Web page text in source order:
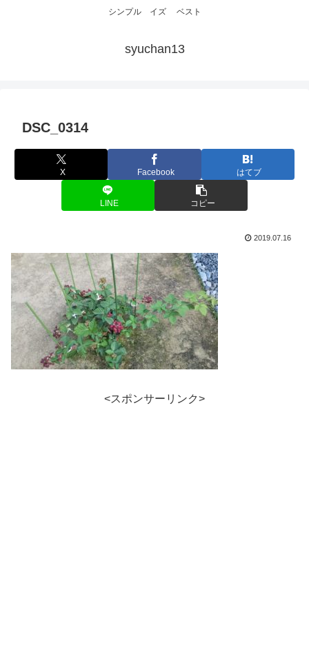
シンプル イズ ベスト
syuchan13
DSC_0314
X Facebook はてブ
LINE コピー
2019.07.16
<スポンサーリンク>